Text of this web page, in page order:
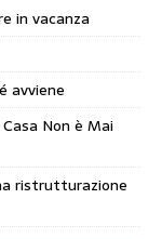
in vacanza
avviene
Non è Mai
ristrutturazione